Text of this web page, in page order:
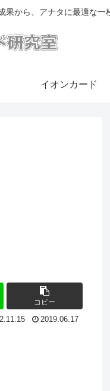
から、アナタに最適な一
イオンカード
コピー
2019.06.17